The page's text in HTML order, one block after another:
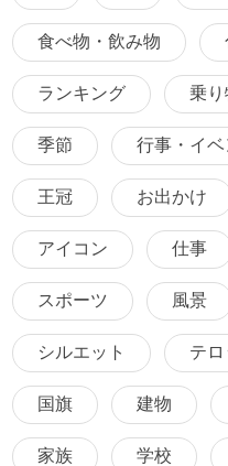
食べ物・飲み物
ランキング 乗り
季節 行事・イベ
王冠 お出かけ
アイコン 仕事
スポーツ 風景
シルエット テ
国旗 建物
家族 学校